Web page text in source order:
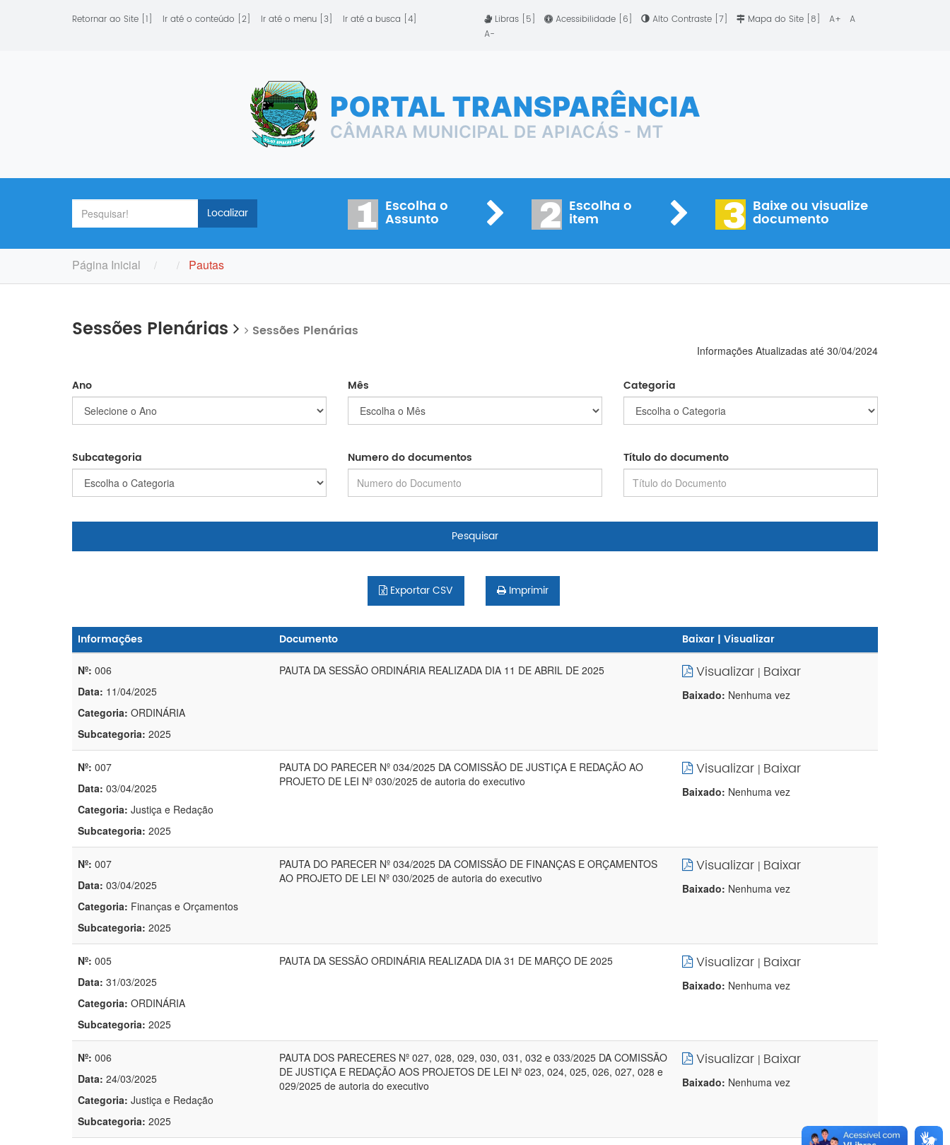
Retornar ao Site [1] Ir até o conteúdo [2] Ir até o menu [3] Ir até a busca [4] Libras [5] Acessibilidade [6] Alto Contraste [7] Mapa do Site [8] A+
A
A-
Localizar 1 Escolha o
Assunto 2 Escolha o
item 3 Baixe ou visualize
documento
Página Inicial Pautas
Sessões Plenárias Sessões Plenárias
Informações Atualizadas até 30/04/2024
Ano Mês Categoria
Subcategoria Numero do documentos Título do documento
Pesquisar
Exportar CSV Imprimir
Informações Documento Baixar | Visualizar
Nº: 006
Data: 11/04/2025
Categoria: ORDINÁRIA
Subcategoria: 2025
PAUTA DA SESSÃO ORDINÁRIA REALIZADA DIA 11 DE ABRIL DE 2025 Visualizar | Baixar
Baixado: Nenhuma vez
Nº: 007
Data: 03/04/2025
Categoria: Justiça e Redação
Subcategoria: 2025
PAUTA DO PARECER Nº 034/2025 DA COMISSÃO DE JUSTIÇA E REDAÇÃO AO
PROJETO DE LEI Nº 030/2025 de autoria do executivo
Visualizar | Baixar
Baixado: Nenhuma vez
Nº: 007
Data: 03/04/2025
Categoria: Finanças e Orçamentos
Subcategoria: 2025
PAUTA DO PARECER Nº 034/2025 DA COMISSÃO DE FINANÇAS E ORÇAMENTOS
AO PROJETO DE LEI Nº 030/2025 de autoria do executivo
Visualizar | Baixar
Baixado: Nenhuma vez
Nº: 005
Data: 31/03/2025
Categoria: ORDINÁRIA
Subcategoria: 2025
PAUTA DA SESSÃO ORDINÁRIA REALIZADA DIA 31 DE MARÇO DE 2025 Visualizar | Baixar
Baixado: Nenhuma vez
Nº: 006
Data: 24/03/2025
Categoria: Justiça e Redação
Subcategoria: 2025
PAUTA DOS PARECERES Nº 027, 028, 029, 030, 031, 032 e 033/2025 DA COMISSÃO
DE JUSTIÇA E REDAÇÃO AOS PROJETOS DE LEI Nº 023, 024, 025, 026, 027, 028 e
029/2025 de autoria do executivo
Visualizar | Baixar
Baixado: Nenhuma vez